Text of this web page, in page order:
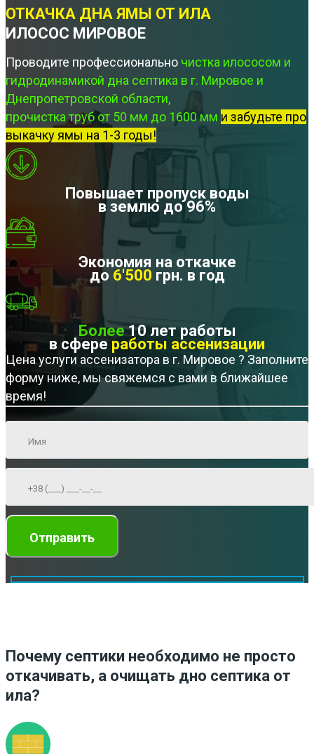
ОТКАЧКА ДНА ЯМЫ ОТ ИЛА
ИЛОСОС МИРОВОЕ
Проводите профессионально чистка илососом и
гидродинамикой дна септика в г. Мировое и
Днепропетровской области,
прочистка труб от 50 мм до 1600 мм и забудьте про
выкачку ямы на 1-3 годы!
Повышает пропуск воды
в землю до 96%
Экономия на откачке
до 6'500 грн. в год
Более10 лет работы
в сфере работы ассенизации
Цена услуги ассенизатора в г. Мировое ? Заполните
форму ниже, мы свяжемся с вами в ближайшее
время!
Почему септики необходимо не просто
откачивать, а очищать дно септика от
ила?